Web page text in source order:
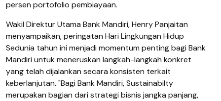
persen portofolio pembiayaan.
Wakil Direktur Utama Bank Mandiri, Henry Panjaitan
menyampaikan, peringatan Hari Lingkungan Hidup
Sedunia tahun ini menjadi momentum penting bagi Bank
Mandiri untuk meneruskan langkah-langkah konkret
yang telah dijalankan secara konsisten terkait
keberlanjutan. "Bagi Bank Mandiri, Sustainabilty
merupakan bagian dari strategi bisnis jangka panjang,